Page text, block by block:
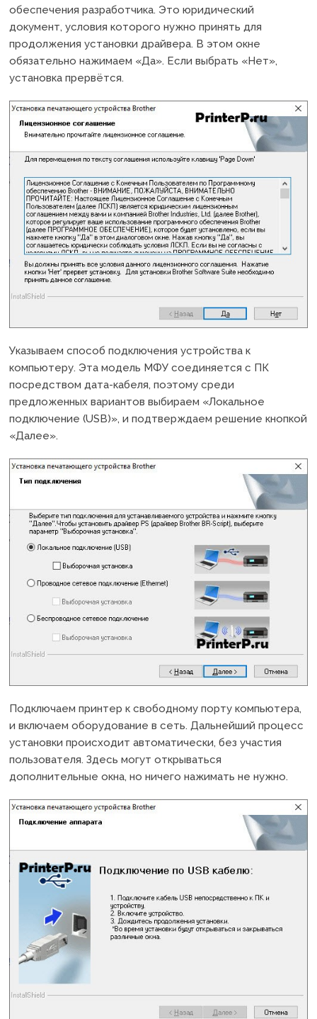
обеспечения разработчика. Это юридический
документ, условия которого нужно принять для
продолжения установки драйвера. В этом окне
обязательно нажимаем «Да». Если выбрать «Нет»,
установка прервётся.
Указываем способ подключения устройства к
компьютеру. Эта модель МФУ соединяется с ПК
посредством дата-кабеля, поэтому среди
предложенных вариантов выбираем «Локальное
подключение (USB)», и подтверждаем решение кнопкой
«Далее».
Подключаем принтер к свободному порту компьютера,
и включаем оборудование в сеть. Дальнейший процесс
установки происходит автоматически, без участия
пользователя. Здесь могут открываться
дополнительные окна, но ничего нажимать не нужно.